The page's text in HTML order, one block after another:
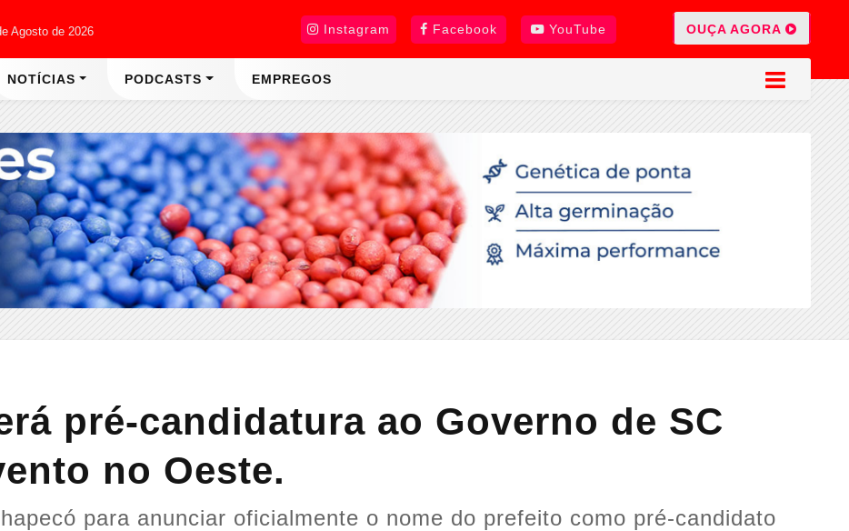
Agosto de 2026 Instagram Facebook YouTube OUÇA AGORA
NOTÍCIAS PODCASTS EMPREGOS
pré-candidatura ao Governo de SC
no Oeste.
para anunciar oficialmente o nome do prefeito como pré-candidato